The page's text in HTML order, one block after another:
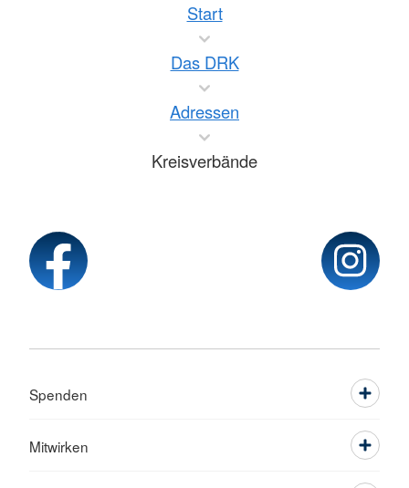
Start
Das DRK
Adressen
Kreisverbände
Spenden
Mitwirken